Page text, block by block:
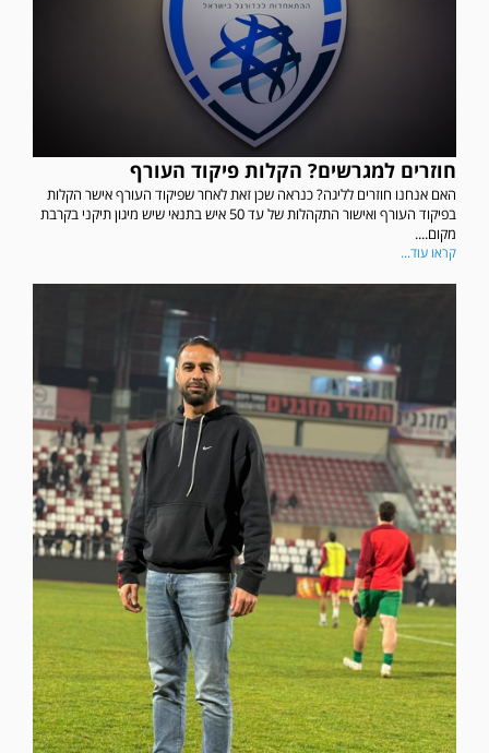
חוזרים למגרשים? הקלות פיקוד העורף
האם אנחנו חוזרים לליגה? כנראה שכן זאת לאחר שפיקוד העורף אישר הקלות
בפיקוד העורף ואישור התקהלות של עד 50 איש בתנאי שיש מיגון תיקני בקרבת
מקום....
קראו עוד...